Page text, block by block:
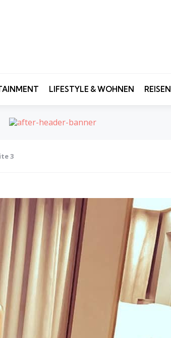
LIFESTYLE & WOHNEN REISEN
3